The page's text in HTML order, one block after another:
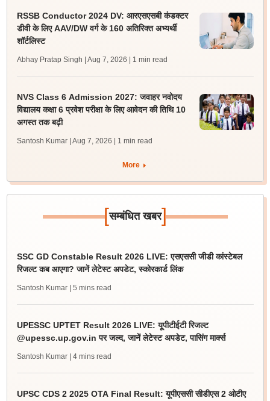
RSSB Conductor 2024 DV: आरएसएसबी कंडक्टर
डीवी के लिए AAV/DW वर्ग के 160 अतिरिक्त अभ्यर्थी
शॉर्टलिस्ट
Abhay Pratap Singh | Aug 7, 2026 | 1 min read
NVS Class 6 Admission 2027: जवाहर नवोदय
विद्यालय कक्षा 6 प्रवेश परीक्षा के लिए आवेदन की तिथि 10
अगस्त तक बढ़ी
Santosh Kumar | Aug 7, 2026 | 1 min read
More
[सम्बंधित खबर]
SSC GD Constable Result 2026 LIVE: एसएससी जीडी कांस्टेबल
रिजल्ट कब आएगा? जानें लेटेस्ट अपडेट, स्कोरकार्ड लिंक
Santosh Kumar | 5 mins read
UPESSC UPTET Result 2026 LIVE: यूपीटीईटी रिजल्ट
@upessc.up.gov.in पर जल्द, जानें लेटेस्ट अपडेट, पासिंग मार्क्स
Santosh Kumar | 4 mins read
UPSC CDS 2 2025 OTA Final Result: यूपीएससी सीडीएस 2 ओटीए